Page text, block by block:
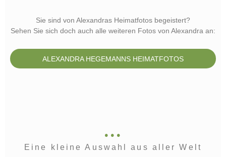
Sie sind von Alexandras Heimatfotos begeistert?
Sehen Sie sich doch auch alle weiteren Fotos von Alexandra an:
ALEXANDRA HEGEMANNS HEIMATFOTOS
Eine kleine Auswahl aus aller Welt